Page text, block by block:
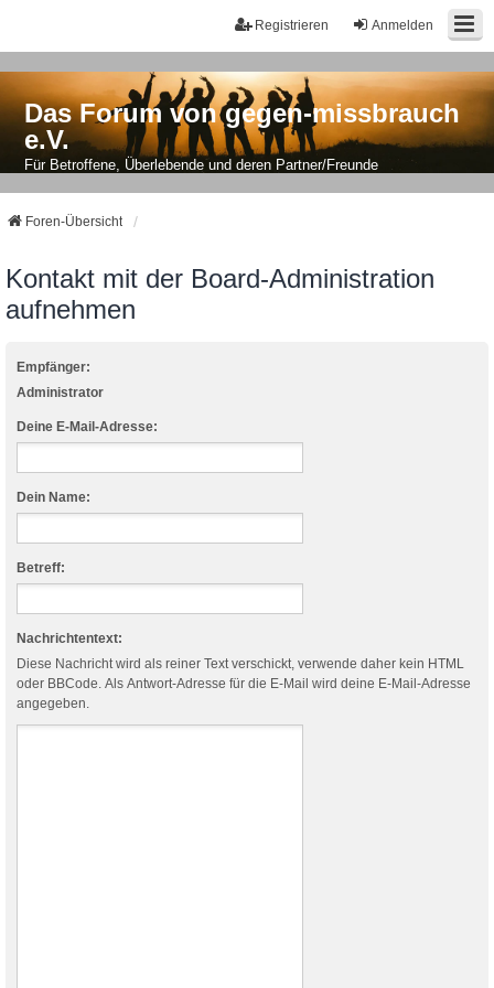
Anmelden
Registrieren
Das Forum von gegen-missbrauch
e.V.
Für Betroffene, Überlebende und deren Partner/Freunde
Foren-Übersicht
Kontakt mit der Board-Administration
aufnehmen
Empfänger:
Administrator
Deine E-Mail-Adresse:
Dein Name:
Betreff:
Nachrichtentext:
Diese Nachricht wird als reiner Text verschickt, verwende daher kein HTML
oder BBCode. Als Antwort-Adresse für die E-Mail wird deine E-Mail-Adresse
angegeben.